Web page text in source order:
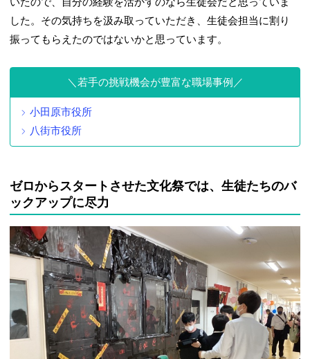
した。その気持ちを汲み取っていただき、生徒会担当に割り
振ってもらえたのではないかと思っています。
若手の挑戦機会が豊富な職場事例
小田原市役所
八街市役所
ゼロからスタートさせた文化祭では、生徒たちのバ
ックアップに尽力